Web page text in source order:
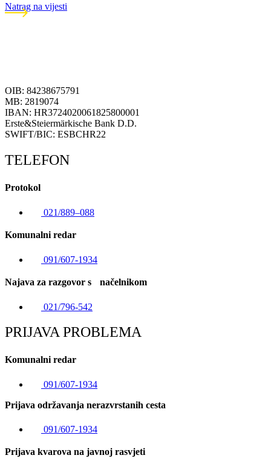
Natrag na vijesti
OIB: 84238675791
MB: 2819074
IBAN: HR3724020061825800001
Erste&Steiermärkische Bank D.D.
SWIFT/BIC: ESBCHR22
TELEFON
Protokol
021/889–088
Komunalni redar
091/607-1934
Najava za razgovor s načelnikom
021/796-542
PRIJAVA PROBLEMA
Komunalni redar
091/607-1934
Prijava održavanja nerazvrstanih cesta
091/607-1934
Prijava kvarova na javnoj rasvjeti